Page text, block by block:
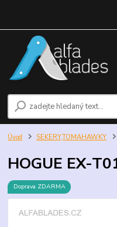
Úvod SEKERY,TOMAHAWKY
HOGUE EX-
Doprava ZDARMA